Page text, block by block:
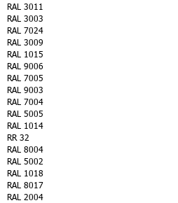
RAL 3011
RAL 3003
RAL 7024
RAL 3009
RAL 1015
RAL 9006
RAL 7005
RAL 9003
RAL 7004
RAL 5005
RAL 1014
RR 32
RAL 8004
RAL 5002
RAL 1018
RAL 8017
RAL 2004